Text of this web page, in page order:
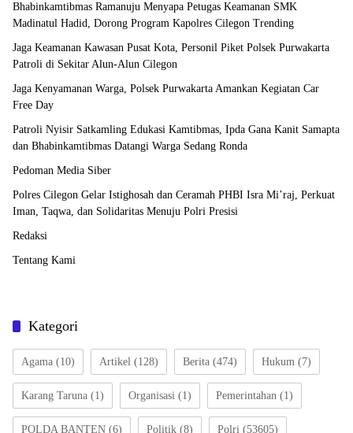
Bhabinkamtibmas Ramanuju Menyapa Petugas Keamanan SMK
Madinatul Hadid, Dorong Program Kapolres Cilegon Trending
Jaga Keamanan Kawasan Pusat Kota, Personil Piket Polsek Purwakarta
Patroli di Sekitar Alun-Alun Cilegon
Jaga Kenyamanan Warga, Polsek Purwakarta Amankan Kegiatan Car
Free Day
Patroli Nyisir Satkamling Edukasi Kamtibmas, Ipda Gana Kanit Samapta
dan Bhabinkamtibmas Datangi Warga Sedang Ronda
Pedoman Media Siber
Polres Cilegon Gelar Istighosah dan Ceramah PHBI Isra Mi’raj, Perkuat
Iman, Taqwa, dan Solidaritas Menuju Polri Presisi
Redaksi
Tentang Kami
Kategori
Agama (10) Artikel (128) Berita (474) Hukum (7)
Karang Taruna (1) Organisasi (1) Pemerintahan (1)
POLDA BANTEN (6) Politik (8) Polri (53605)